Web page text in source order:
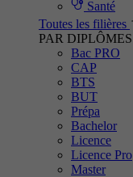
Santé
Toutes les filières
PAR DIPLÔMES
Bac PRO
CAP
BTS
BUT
Prépa
Bachelor
Licence
Licence Pro
Master